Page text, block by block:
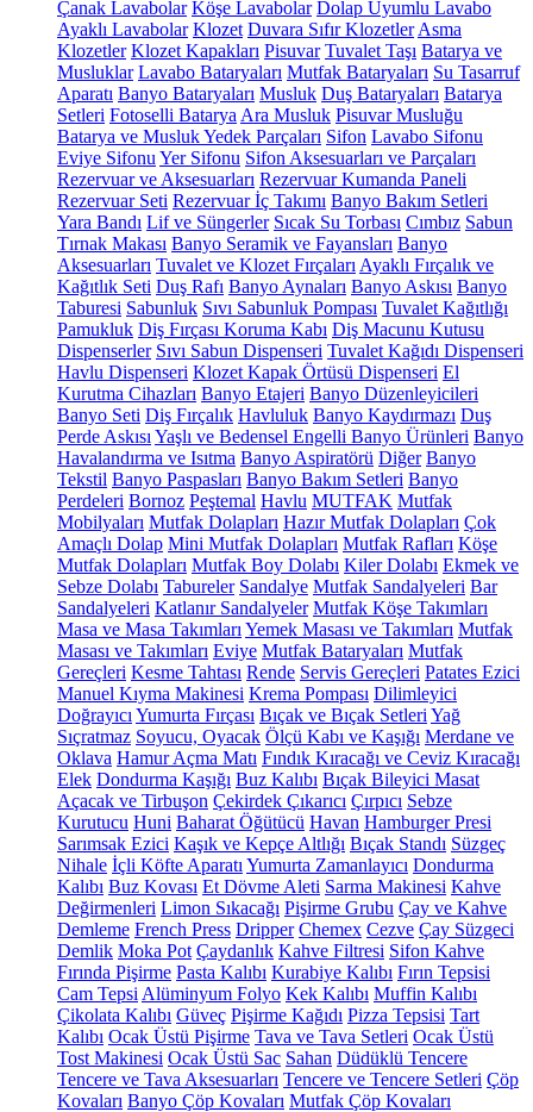
Çanak Lavabolar Köşe Lavabolar Dolap Uyumlu Lavabo
Ayaklı Lavabolar Klozet Duvara Sıfır Klozetler Asma
Klozetler Klozet Kapakları Pisuvar Tuvalet Taşı Batarya ve
Musluklar Lavabo Bataryaları Mutfak Bataryaları Su Tasarruf
Aparatı Banyo Bataryaları Musluk Duş Bataryaları Batarya
Setleri Fotoselli Batarya Ara Musluk Pisuvar Musluğu
Batarya ve Musluk Yedek Parçaları Sifon Lavabo Sifonu
Eviye Sifonu Yer Sifonu Sifon Aksesuarları ve Parçaları
Rezervuar ve Aksesuarları Rezervuar Kumanda Paneli
Rezervuar Seti Rezervuar İç Takımı Banyo Bakım Setleri
Yara Bandı Lif ve Süngerler Sıcak Su Torbası Cımbız Sabun
Tırnak Makası Banyo Seramik ve Fayansları Banyo
Aksesuarları Tuvalet ve Klozet Fırçaları Ayaklı Fırçalık ve
Kağıtlık Seti Duş Rafı Banyo Aynaları Banyo Askısı Banyo
Taburesi Sabunluk Sıvı Sabunluk Pompası Tuvalet Kağıtlığı
Pamukluk Diş Fırçası Koruma Kabı Diş Macunu Kutusu
Dispenserler Sıvı Sabun Dispenseri Tuvalet Kağıdı Dispenseri
Havlu Dispenseri Klozet Kapak Örtüsü Dispenseri El
Kurutma Cihazları Banyo Etajeri Banyo Düzenleyicileri
Banyo Seti Diş Fırçalık Havluluk Banyo Kaydırmazı Duş
Perde Askısı Yaşlı ve Bedensel Engelli Banyo Ürünleri Banyo
Havalandırma ve Isıtma Banyo Aspiratörü Diğer Banyo
Tekstil Banyo Paspasları Banyo Bakım Setleri Banyo
Perdeleri Bornoz Peştemal Havlu MUTFAK Mutfak
Mobilyaları Mutfak Dolapları Hazır Mutfak Dolapları Çok
Amaçlı Dolap Mini Mutfak Dolapları Mutfak Rafları Köşe
Mutfak Dolapları Mutfak Boy Dolabı Kiler Dolabı Ekmek ve
Sebze Dolabı Tabureler Sandalye Mutfak Sandalyeleri Bar
Sandalyeleri Katlanır Sandalyeler Mutfak Köşe Takımları
Masa ve Masa Takımları Yemek Masası ve Takımları Mutfak
Masası ve Takımları Eviye Mutfak Bataryaları Mutfak
Gereçleri Kesme Tahtası Rende Servis Gereçleri Patates Ezici
Manuel Kıyma Makinesi Krema Pompası Dilimleyici
Doğrayıcı Yumurta Fırçası Bıçak ve Bıçak Setleri Yağ
Sıçratmaz Soyucu, Oyacak Ölçü Kabı ve Kaşığı Merdane ve
Oklava Hamur Açma Matı Fındık Kıracağı ve Ceviz Kıracağı
Elek Dondurma Kaşığı Buz Kalıbı Bıçak Bileyici Masat
Açacak ve Tirbuşon Çekirdek Çıkarıcı Çırpıcı Sebze
Kurutucu Huni Baharat Öğütücü Havan Hamburger Presi
Sarımsak Ezici Kaşık ve Kepçe Altlığı Bıçak Standı Süzgeç
Nihale İçli Köfte Aparatı Yumurta Zamanlayıcı Dondurma
Kalıbı Buz Kovası Et Dövme Aleti Sarma Makinesi Kahve
Değirmenleri Limon Sıkacağı Pişirme Grubu Çay ve Kahve
Demleme French Press Dripper Chemex Cezve Çay Süzgeci
Demlik Moka Pot Çaydanlık Kahve Filtresi Sifon Kahve
Fırında Pişirme Pasta Kalıbı Kurabiye Kalıbı Fırın Tepsisi
Cam Tepsi Alüminyum Folyo Kek Kalıbı Muffin Kalıbı
Çikolata Kalıbı Güveç Pişirme Kağıdı Pizza Tepsisi Tart
Kalıbı Ocak Üstü Pişirme Tava ve Tava Setleri Ocak Üstü
Tost Makinesi Ocak Üstü Sac Sahan Düdüklü Tencere
Tencere ve Tava Aksesuarları Tencere ve Tencere Setleri Çöp
Kovaları Banyo Çöp Kovaları Mutfak Çöp Kovaları